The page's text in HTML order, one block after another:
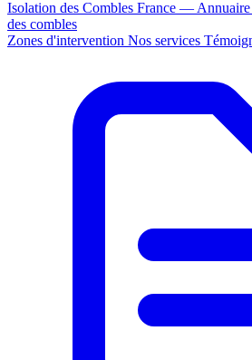
Isolation des Combles France —
des combles
Zones d'intervention Nos services